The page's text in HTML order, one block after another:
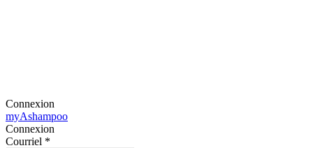
Connexion
myAshampoo
Connexion
Courriel *